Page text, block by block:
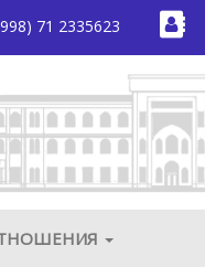
71 2335623